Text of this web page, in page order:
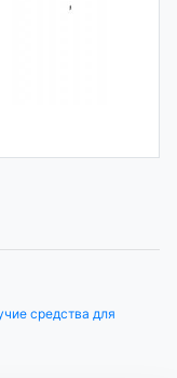
средства для